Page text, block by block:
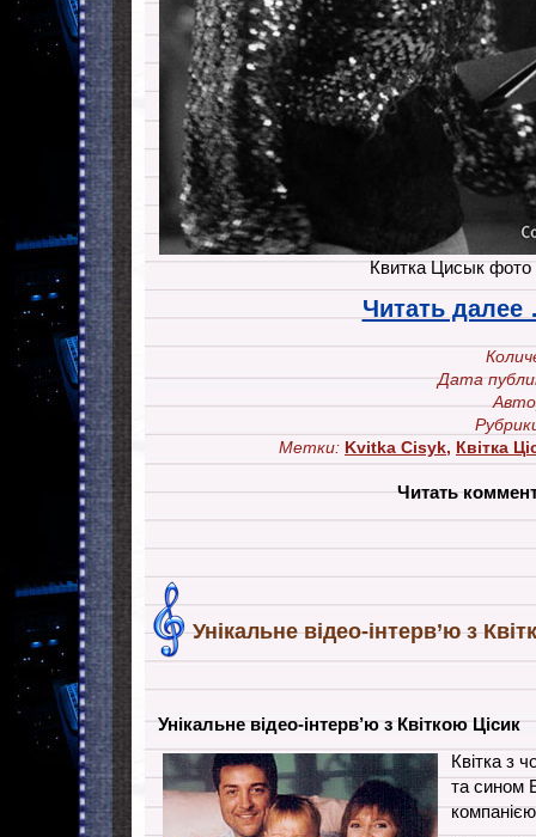
Квитка Цисык фото
Читать
Дата
Метки: Kvitka Cisyk, Квітка
Читать
Унікальне відео-інтерв’ю з
Унікальне відео-інтерв’ю з Квіткою Цісик
Квітка з
та сином